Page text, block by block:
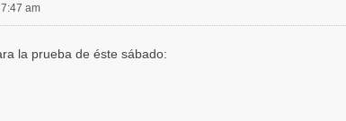
am
la prueba de éste sábado: